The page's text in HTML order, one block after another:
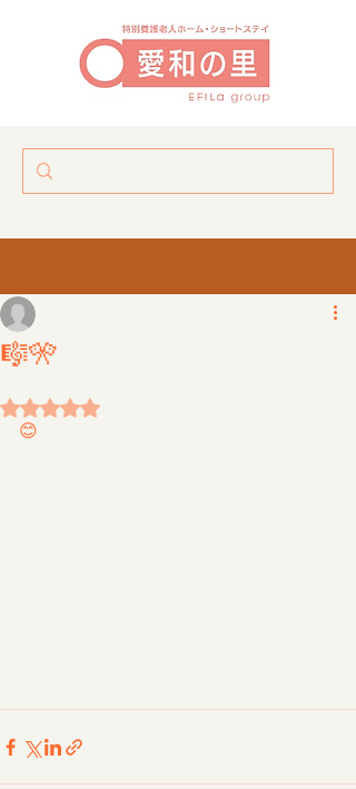
中原中学吹奏楽部演奏会🎼満員御礼🎌
迫力のある演奏に、入居者様も大喜び！！素敵な演奏でした😊ｍ